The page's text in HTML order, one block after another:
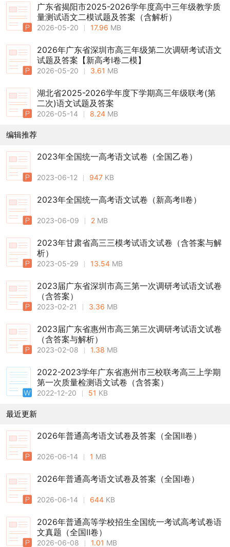
广东省揭阳市2025-2026学年度高中三年级教学质
量测试语文二模试题及答案（含解析）
2026-05-20 17.96 MB
2026年广东省深圳市高三年级第二次调研考试语文
试题及答案【新高考Ⅰ卷二模】
2026-05-20 3.61 MB
湖北省2025-2026学年度下学期高三年级联考(第
二次)语文试题及答案
2026-05-14 8.24 MB
编辑推荐
2023年全国统一高考语文试卷（全国乙卷）
2023-06-12 947 KB
2023年全国统一高考语文试卷（新高考Ⅱ卷）
2023-06-09 2 MB
2023年甘肃省高三三模考试语文试卷（含答案与解
析）
2023-05-29 13.54 MB
2023届广东省深圳市高三第一次调研考试语文试卷
（含答案）
2023-02-21 3.36 MB
2023届广东省惠州市高三第三次调研考试语文试卷
（含答案与解析）
2023-02-08 1.38 MB
2022-2023学年广东省惠州市三校联考高三上学期
第一次质量检测语文试卷（含答案）
2022-12-20 51 KB
最近更新
2026年普通高考语文试卷及答案（全国Ⅱ卷）
2026-06-14 1 MB
2026年普通高考语文试卷及答案（全国Ⅰ卷）
2026-06-14 644 KB
2026年普通高等学校招生全国统一考试高考试卷语
文真题（全国Ⅱ卷）
2026-06-08 1.01 MB